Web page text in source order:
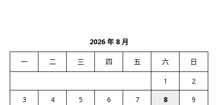
2026 年 8 月
一 二 三 四 五 六 日
1
2
3
4 5 6 7 8
9